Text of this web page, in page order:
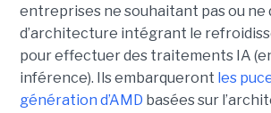
entreprises ne souhaitant pas ou ne
d’architecture intégrant le
pour effectuer des traitements IA
inférence). Ils embarqueront les
génération d’AMD basées sur